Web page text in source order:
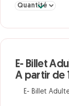
Sélectionner la
E- Billet
A partir de
E- Billet